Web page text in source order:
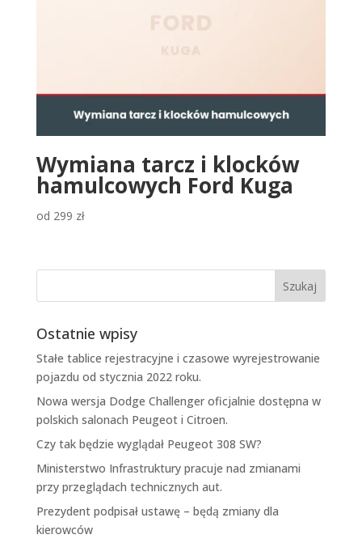
Wymiana tarcz i klocków
hamulcowych Ford Kuga
od 299 zł
Ostatnie wpisy
Stałe tablice rejestracyjne i czasowe wyrejestrowanie
pojazdu od stycznia 2022 roku.
Nowa wersja Dodge Challenger oficjalnie dostępna w
polskich salonach Peugeot i Citroen.
Czy tak będzie wyglądał Peugeot 308 SW?
Ministerstwo Infrastruktury pracuje nad zmianami
przy przeglądach technicznych aut.
Prezydent podpisał ustawę – będą zmiany dla
kierowców